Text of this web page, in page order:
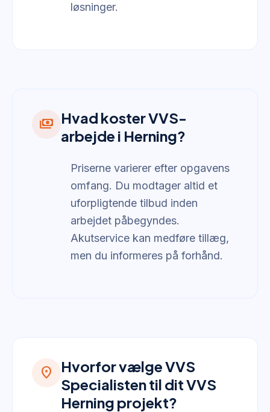
løsninger.
payments Hvad koster VVS-
arbejde i Herning?
Priserne varierer efter opgavens
omfang. Du modtager altid et
uforpligtende tilbud inden
arbejdet påbegyndes.
Akutservice kan medføre tillæg,
men du informeres på forhånd.
location_on
Hvorfor vælge VVS
Specialisten til dit VVS
Herning projekt?